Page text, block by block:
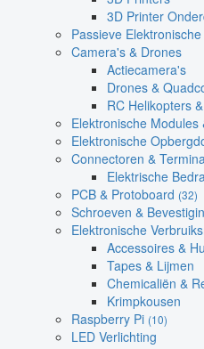
3D Printer
Passieve
Camera's & Drones
Actiecamera's
Drones &
RC Helikopters
Elektronische Modules
Elektronische
Connectoren &
Elektrische
PCB & Protoboard (32)
Schroeven &
Elektronische
Accessoires &
Tapes & Lijmen
Chemicaliën &
Krimpkousen
Raspberry Pi (10)
LED Verlichting